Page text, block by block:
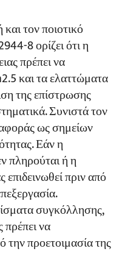
τον ποιοτικό
8 ορίζει ότι η
πρέπει να
και τα ελαττώματα
της επίστρωσης
Συνιστά τον
ως σημείων
Εάν η
πληρούται ή η
πριν από
συγκόλλησης,
πρέπει να
την προετοιμασία της